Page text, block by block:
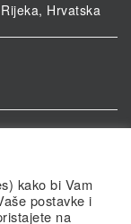
Hrvatska
Hrvatska
kako bi Vam
postavke i
na